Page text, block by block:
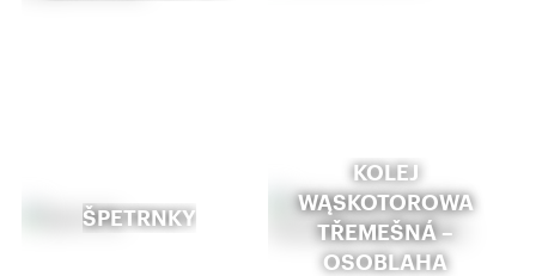
ŠPETRNKY
KOLEJ
WĄSKOTOROWA
TŘEMEŠNÁ –
OSOBLAHA